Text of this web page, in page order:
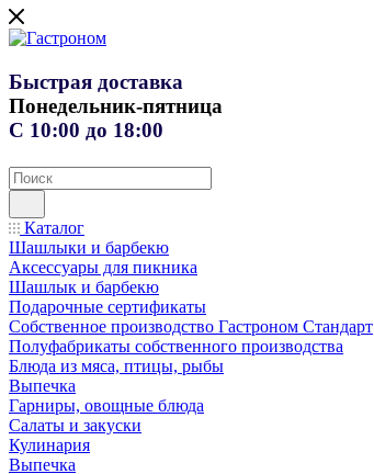
Быстрая доставка
Понедельник-пятница
С 10:00 до 18:00
Каталог
Шашлыки и барбекю
Аксессуары для пикника
Шашлык и барбекю
Подарочные сертификаты
Собственное производство Гастроном Стандарт
Полуфабрикаты собственного производства
Блюда из мяса, птицы, рыбы
Выпечка
Гарниры, овощные блюда
Салаты и закуски
Кулинария
Выпечка